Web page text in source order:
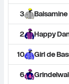
3
2 Happy
10 Girl de
6